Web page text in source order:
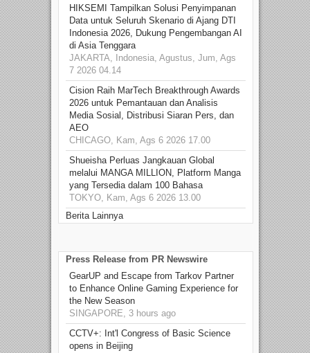
HIKSEMI Tampilkan Solusi Penyimpanan
Data untuk Seluruh Skenario di Ajang DTI
Indonesia 2026, Dukung Pengembangan AI
di Asia Tenggara
JAKARTA, Indonesia, Agustus, Jum, Ags
7 2026 04.14
Cision Raih MarTech Breakthrough Awards
2026 untuk Pemantauan dan Analisis
Media Sosial, Distribusi Siaran Pers, dan
AEO
CHICAGO, Kam, Ags 6 2026 17.00
Shueisha Perluas Jangkauan Global
melalui MANGA MILLION, Platform Manga
yang Tersedia dalam 100 Bahasa
TOKYO, Kam, Ags 6 2026 13.00
Berita Lainnya
Press Release from PR Newswire
GearUP and Escape from Tarkov Partner
to Enhance Online Gaming Experience for
the New Season
SINGAPORE, 3 hours ago
CCTV+: Int'l Congress of Basic Science
opens in Beijing